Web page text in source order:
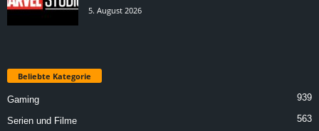
5. August 2026
Beliebte Kategorie
Gaming 939
Serien und Filme 563